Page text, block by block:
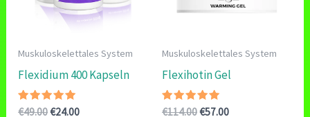
Muskuloskelettales System
Flexidium 400 Kapseln
Bewertet
€49.00Ursprünglicher
€24.00Aktueller
Muskuloskelettales System
Flexihotin Gel
Bewertet
€114.00Ursprünglicher
€57.00Aktueller